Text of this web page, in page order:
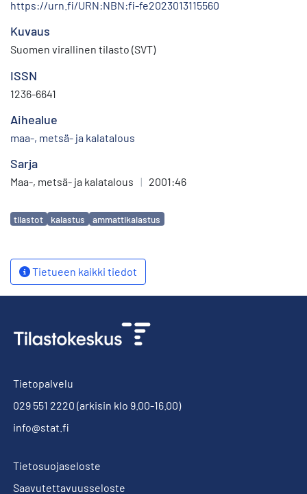
https://urn.fi/URN:NBN:fi-fe2023013115560
Kuvaus
Suomen virallinen tilasto (SVT)
ISSN
1236-6641
Aihealue
maa-, metsä- ja kalatalous
Sarja
Maa-, metsä- ja kalatalous | 2001:46
Avainsanat
tilastot kalastus ammattikalastus
Tietueen kaikki tiedot
Tietopalvelu
029 551 2220 (arkisin klo 9.00-16.00)
info@stat.fi
Tietosuojaseloste
Saavutettavuusseloste